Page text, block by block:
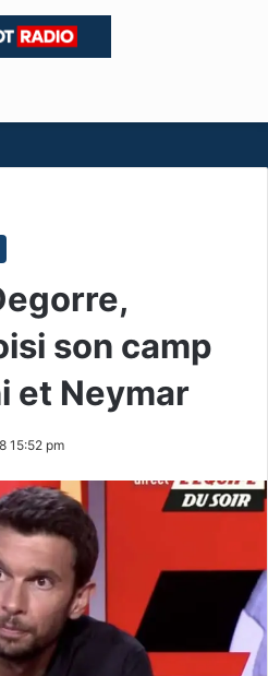
son camp
et Neymar
15:52 pm